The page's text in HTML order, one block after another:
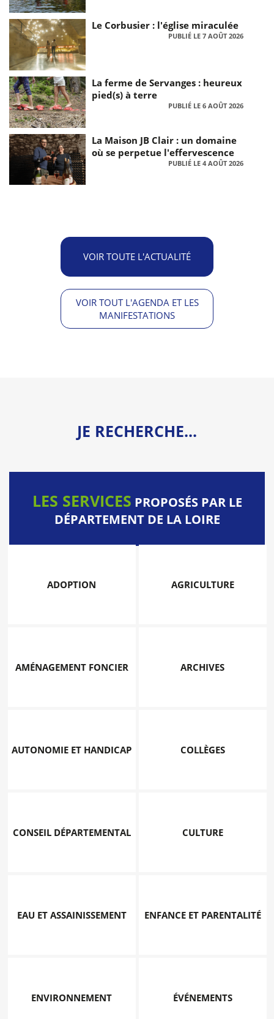
Le Corbusier : l'église miraculée
PUBLIÉ LE 7 AOÛT 2026
La ferme de Servanges : heureux
pied(s) à terre
PUBLIÉ LE 6 AOÛT 2026
La Maison JB Clair : un domaine
où se perpetue l'effervescence
PUBLIÉ LE 4 AOÛT 2026
VOIR TOUTE L'ACTUALITÉ
VOIR TOUT L'AGENDA ET LES
MANIFESTATIONS
JE RECHERCHE...
LES SERVICES PROPOSÉS PAR LE
DÉPARTEMENT DE LA LOIRE
ADOPTION AGRICULTURE
AMÉNAGEMENT FONCIER ARCHIVES
AUTONOMIE ET HANDICAP COLLÈGES
CONSEIL DÉPARTEMENTAL CULTURE
EAU ET ASSAINISSEMENT ENFANCE ET PARENTALITÉ
ENVIRONNEMENT ÉVÉNEMENTS